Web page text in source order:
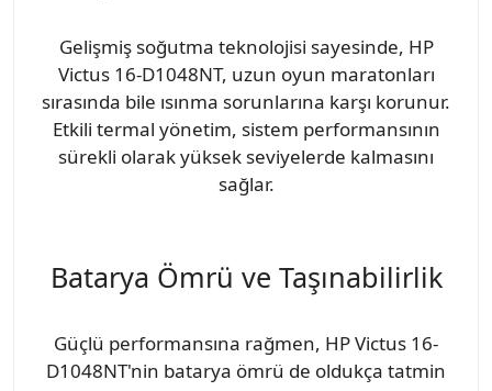
Gelişmiş soğutma teknolojisi sayesinde, HP
Victus 16-D1048NT, uzun oyun maratonları
sırasında bile ısınma sorunlarına karşı korunur.
Etkili termal yönetim, sistem performansının
sürekli olarak yüksek seviyelerde kalmasını
sağlar.
Batarya Ömrü ve Taşınabilirlik
Güçlü performansına rağmen, HP Victus 16-
D1048NT'nin batarya ömrü de oldukça tatmin